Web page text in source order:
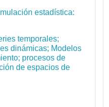
estadística:
temporales;
dinámicas; Modelos
procesos de
de espacios de